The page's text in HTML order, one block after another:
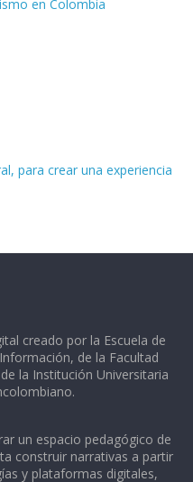
en Colombia
para crear una experiencia
creado por la Escuela de
de la Facultad
la Institución Universitaria
un espacio pedagógico de
construir narrativas a partir
y plataformas digitales,